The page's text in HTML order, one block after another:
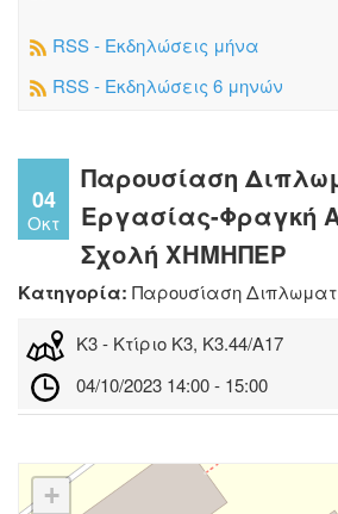
RSS - Εκδηλώσεις μήνα
RSS - Εκδηλώσεις 6 μηνών
04
Οκτ
Παρουσίαση
Εργασίας-Φραγκή
Σχολή ΧΗΜΗΠΕΡ
Κατηγορία: Παρουσίαση
Κ3 - Κτίριο Κ3, Κ3.44/Α17
04/10/2023 14:00 - 15:00
+